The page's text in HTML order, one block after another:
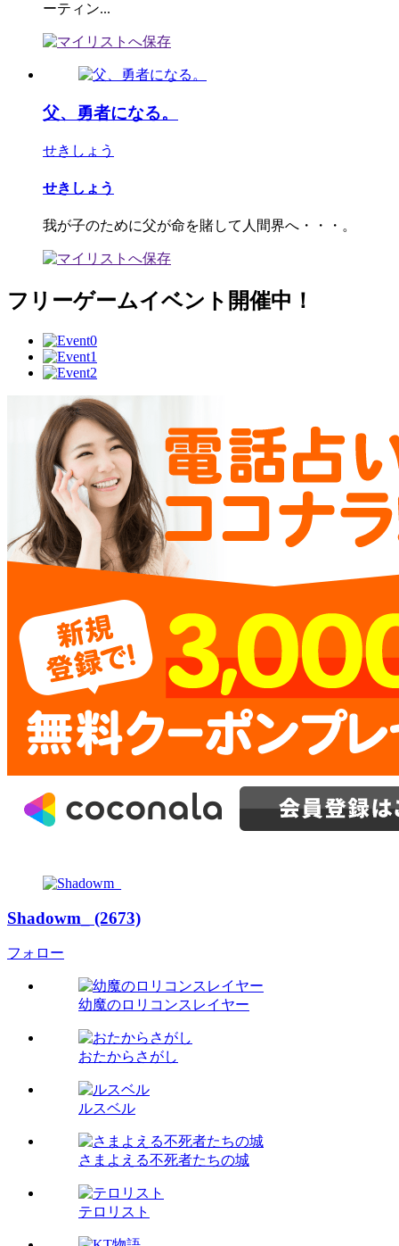
ーティン...
父、勇者になる。
せきしょう
せきしょう
我が子のために父が命を賭して人間界へ・・・。
フリーゲームイベント開催中！
Shadowm_ (2673)
フォロー
幼魔のロリコンスレイヤー
おたからさがし
ルスベル
さまよえる不死者たちの城
テロリスト